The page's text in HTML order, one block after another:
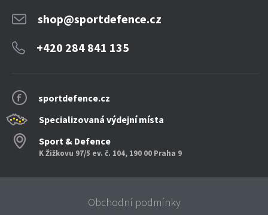
sportdefence.cz
Specializovaná výdejní místa
Sport & Defence
K Žižkovu 97/5 ev. č. 104, 190 00 Praha 9
shop@sportdefence.cz
+420 284 841 135
Obchodní podmínky